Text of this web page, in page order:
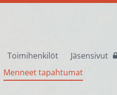
Toimihenkilöt
Jäsensivut
Menneet tapahtumat